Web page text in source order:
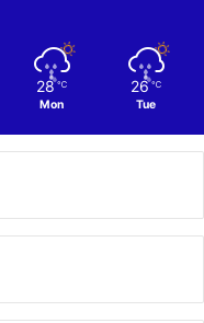
28 ℃
Mon
26 ℃
Tue